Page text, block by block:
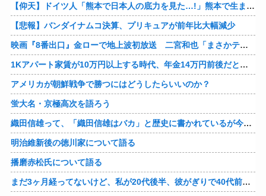
【仰天】ドイツ人「熊本で日本人の底力を見た…!」熊本で生まれて初めて震度7の大地震を経験したドイツ人。直後、日本人たちの行動に衝撃を受けてしまう…
【悲報】バンダイナムコ決算、プリキュアが前年比大幅減少
映画『8番出口』金ローで地上波初放送 二宮和也「まさかテレビにまで迷い込んでしまうとは」
1Kアパート家賃が10万円以上する時代、年金14万円前後だと賃貸の人は無理じゃね？
アメリカが朝鮮戦争で勝つにはどうしたらいいのか？
蛍大名・京極高次を語ろう
織田信雄って、「織田信雄はバカ」と歴史に書かれているが今まで家が残っているんでバカではないよな？
明治維新後の徳川家について語る
播磨赤松氏について語る
まだ3ヶ月経ってないけど、私が20代後半、彼がぎりで40代前半でＷ不倫中。計画している彼との二泊三日の旅行、早く行けるといいな♪